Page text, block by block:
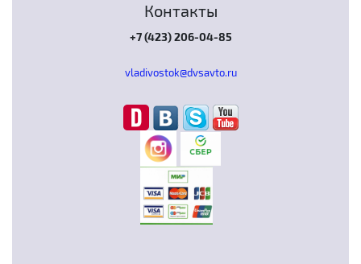
Контакты
+7 (423) 206-04-85
vladivostok@dvsavto.ru